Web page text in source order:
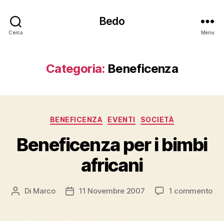
Cerca
Bedo
Menu
Categoria: Beneficenza
Categorie
BENEFICENZA EVENTI SOCIETÀ
Beneficenza per i bimbi
africani
Autore
Di Marco
Data11 Novembre 2007 1 commentosu